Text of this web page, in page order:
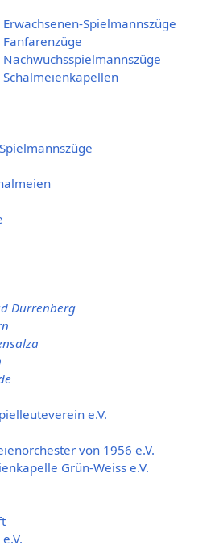
Spielmannszüge
Dürrenberg
e.V.
von 1956 e.V.
Grün-Weiss e.V.